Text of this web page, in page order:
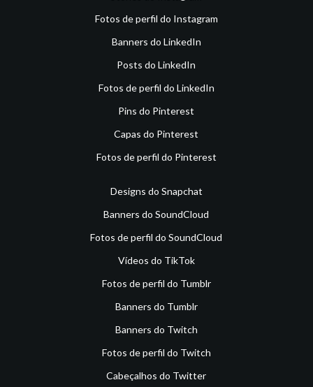
Fotos de perfil do Instagram
Banners do LinkedIn
Posts do LinkedIn
Fotos de perfil do LinkedIn
Pins do Pinterest
Capas do Pinterest
Fotos de perfil do Pinterest
Designs do Snapchat
Banners do SoundCloud
Fotos de perfil do SoundCloud
Vídeos do TikTok
Fotos de perfil do Tumblr
Banners do Tumblr
Banners do Twitch
Fotos de perfil do Twitch
Cabeçalhos do Twitter